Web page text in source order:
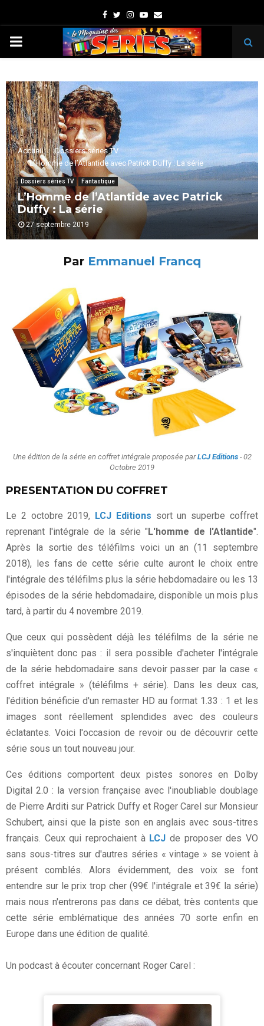
Facebook
TwitterInstagram
Youtube
Email
PRIMARY
Accueil
Dossiers séries TV
L’Homme de l’Atlantide avec Patrick Duffy : La série
Dossiers séries TV Fantastique
L’Homme de l’Atlantide avec Patrick
Duffy : La série
27 septembre 2019
Par Emmanuel Francq
Une édition de la série en coffret intégrale proposée parLCJ Editions- 02
Octobre 2019
PRESENTATION DU COFFRET
Le 2 octobre 2019, LCJ Editions sort un superbe coffret
reprenant l'intégrale de la série " L'homme de l'Atlantide".
Après la sortie des téléfilms voici un an (11 septembre
2018), les fans de cette série culte auront le choix entre
l'intégrale des téléfilms plus la série hebdomadaire ou les 13
épisodes de la série hebdomadaire, disponible un mois plus
tard, à partir du 4 novembre 2019.
Que ceux qui possèdent déjà les téléfilms de la série ne
s'inquiètent donc pas : il sera possible d'acheter l'intégrale
de la série hebdomadaire sans devoir passer par la case «
coffret intégrale » (téléfilms + série). Dans les deux cas,
l'édition bénéficie d'un remaster HD au format 1.33 : 1 et les
images sont réellement splendides avec des couleurs
éclatantes. Voici l'occasion de revoir ou de découvrir cette
série sous un tout nouveau jour.
Ces éditions comportent deux pistes sonores en Dolby
Digital 2.0 : la version française avec l'inoubliable doublage
de Pierre Arditi sur Patrick Duffy et Roger Carel sur Monsieur
Schubert, ainsi que la piste son en anglais avec sous-titres
français. Ceux qui reprochaient à LCJ de proposer des VO
sans sous-titres sur d'autres séries « vintage » se voient à
présent comblés. Alors évidemment, des voix se font
entendre sur le prix trop cher (99€ l'intégrale et 39€ la série)
mais nous n'entrerons pas dans ce débat, très contents que
cette série emblématique des années 70 sorte enfin en
Europe dans une édition de qualité.
Un podcast à écouter concernant Roger Carel :